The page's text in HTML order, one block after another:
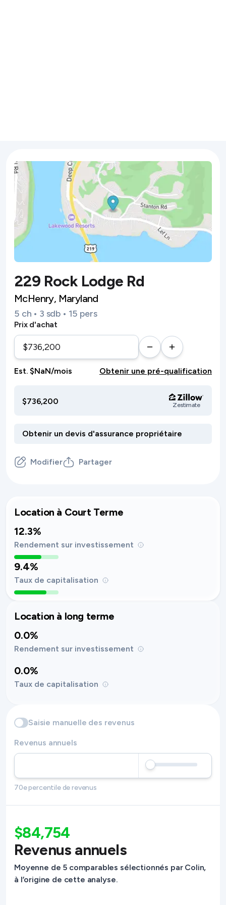
229 Rock Lodge Rd
McHenry, Maryland
5 ch • 3 sdb • 15 pers
Prix d'achat
Est. $NaN/mois Obtenir une pré-qualification
$736,200 Zestimate
Modifier Partager
Location à Court Terme
12.3%
Rendement sur investissement
9.4%
Taux de capitalisation
Location à long terme
0.0%
Rendement sur investissement
0.0%
Taux de capitalisation
Saisie manuelle des revenus
Revenus annuels
70e percentile de revenus
$84,754
Revenus annuels
Moyenne de 5 comparables sélectionnés par Colin,
à l’origine de cette analyse.